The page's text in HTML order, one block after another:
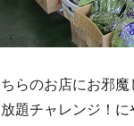
らのお店にお邪魔
題チャレンジ！に